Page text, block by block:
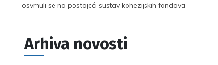
osvrnuli se na postojeći sustav kohezijskih fondova
Arhiva novosti